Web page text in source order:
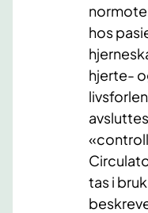
hos
hjerte-
tas i